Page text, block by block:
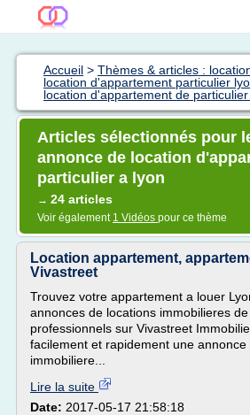
Accueil > Thèmes & articles :
location d'appartement particulier
location d'appartement de
Articles sélectionnés pour
annonce de location
particulier a lyon
→ 24 articles
Voir également 1 Vidéos pour ce thème
Location appartement,
Vivastreet
Trouvez votre appartement a louer
annonces de locations immobilieres
professionnels sur Vivastreet
facilement et rapidement une annonce
immobiliere...
Lire la suite
Date: 2017-05-17 21:58:18